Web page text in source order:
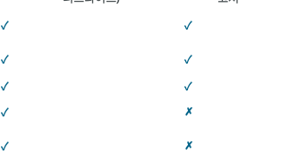
✓
✓
✓
✓
✓
✓
✓ ✗
✓ ✗